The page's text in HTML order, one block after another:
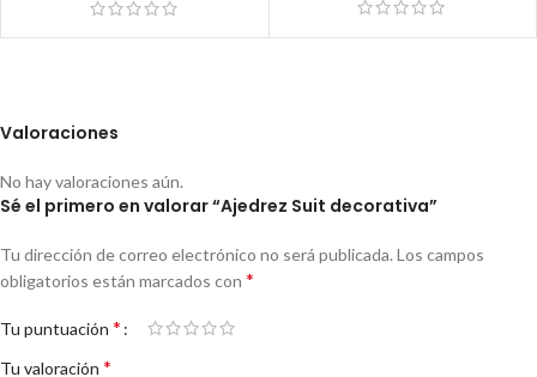
Valoraciones
No hay valoraciones aún.
Sé el primero en valorar “Ajedrez Suit decorativa”
Tu dirección de correo electrónico no será publicada. Los campos
obligatorios están marcados con *
Tu puntuación *
Tu valoración *